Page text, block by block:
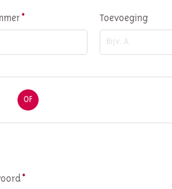
*
Verplicht veld
Toevoeging
OF
*
Verplicht veld